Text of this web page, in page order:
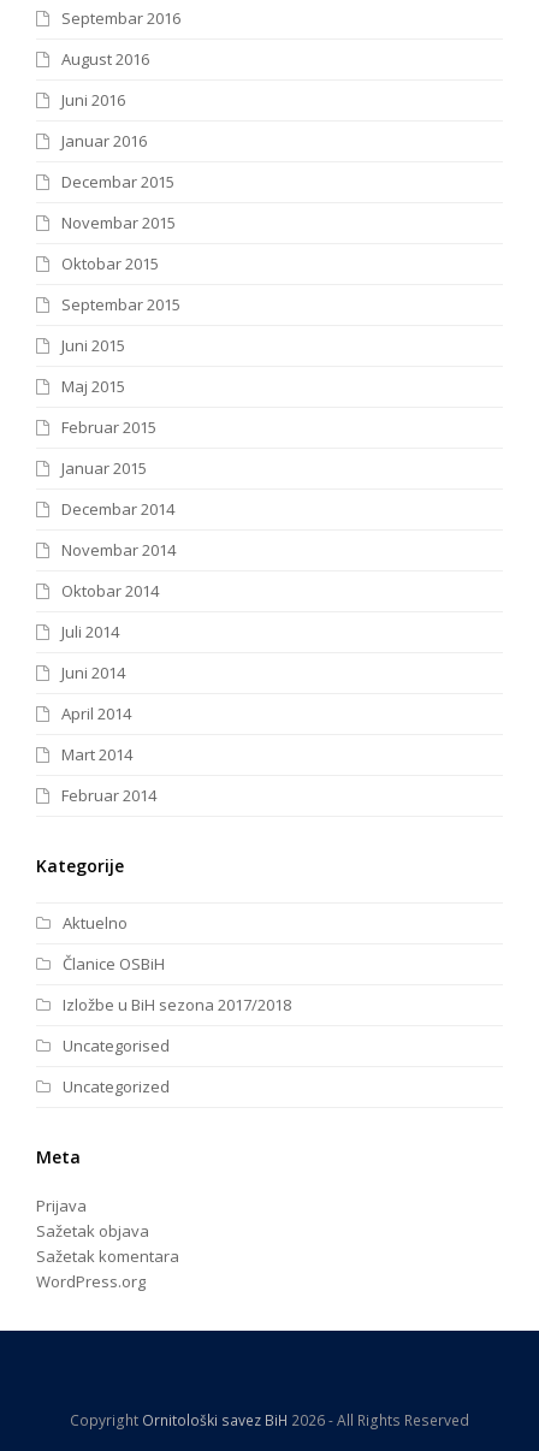
Septembar 2016
August 2016
Juni 2016
Januar 2016
Decembar 2015
Novembar 2015
Oktobar 2015
Septembar 2015
Juni 2015
Maj 2015
Februar 2015
Januar 2015
Decembar 2014
Novembar 2014
Oktobar 2014
Juli 2014
Juni 2014
April 2014
Mart 2014
Februar 2014
Kategorije
Aktuelno
Članice OSBiH
Izložbe u BiH sezona 2017/2018
Uncategorised
Uncategorized
Meta
Prijava
Sažetak objava
Sažetak komentara
WordPress.org
Copyright Ornitološki savez BiH 2026 - All Rights Reserved